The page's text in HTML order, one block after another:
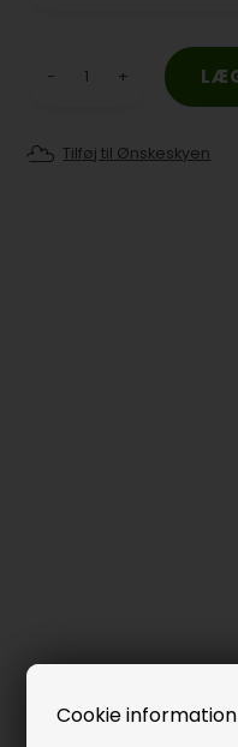
Cookie information
- +
Tilføj til Ønskeskyen